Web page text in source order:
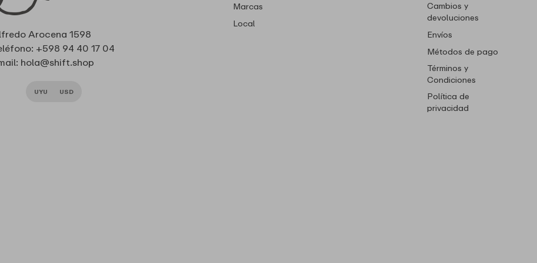
Arocena 1598
+598 94 40 17 04
hola@shift.shop
UYU USD
Marcas
Local
Cambios y
devoluciones
Envíos
Métodos de pago
Términos y
Condiciones
Política de
privacidad